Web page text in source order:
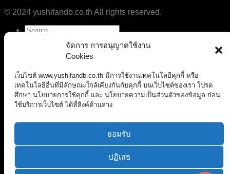
จัดการ การอนุญาตใช้งาน
Cookies
เว็บไซต์ www.yushifandb.co.th มีการใช้งานเทคโนโลยีคุกกี้ หรือ
เทคโนโลยีอื่นที่มีลักษณะใกล้เคียงกันกับคุกกี้ บนเว็บไซต์ของเรา โปรด
ศึกษา นโยบายการใช้คุกกี้ และ นโยบายความเป็นส่วนตัวของข้อมูล ก่อน
ใช้บริการเว็บไซต์ ได้ที่ลิงค์ด้านล่าง
ยอมรับ
ปฏิเสธ
© 2024 yushifandb.co.th All rights reserved.
Search
Contact
Login
Newsletter
Login
Username or email address*
Password